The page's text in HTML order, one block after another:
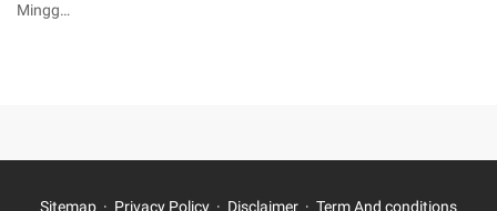
Mingg…
Sitemap Privacy Policy Disclaimer Term And conditions